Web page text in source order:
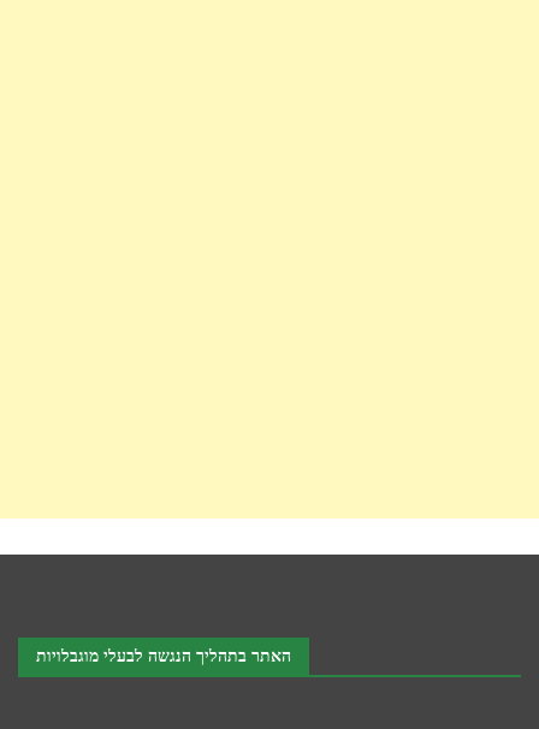
האתר בתהליך הנגשה לבעלי מוגבלויות